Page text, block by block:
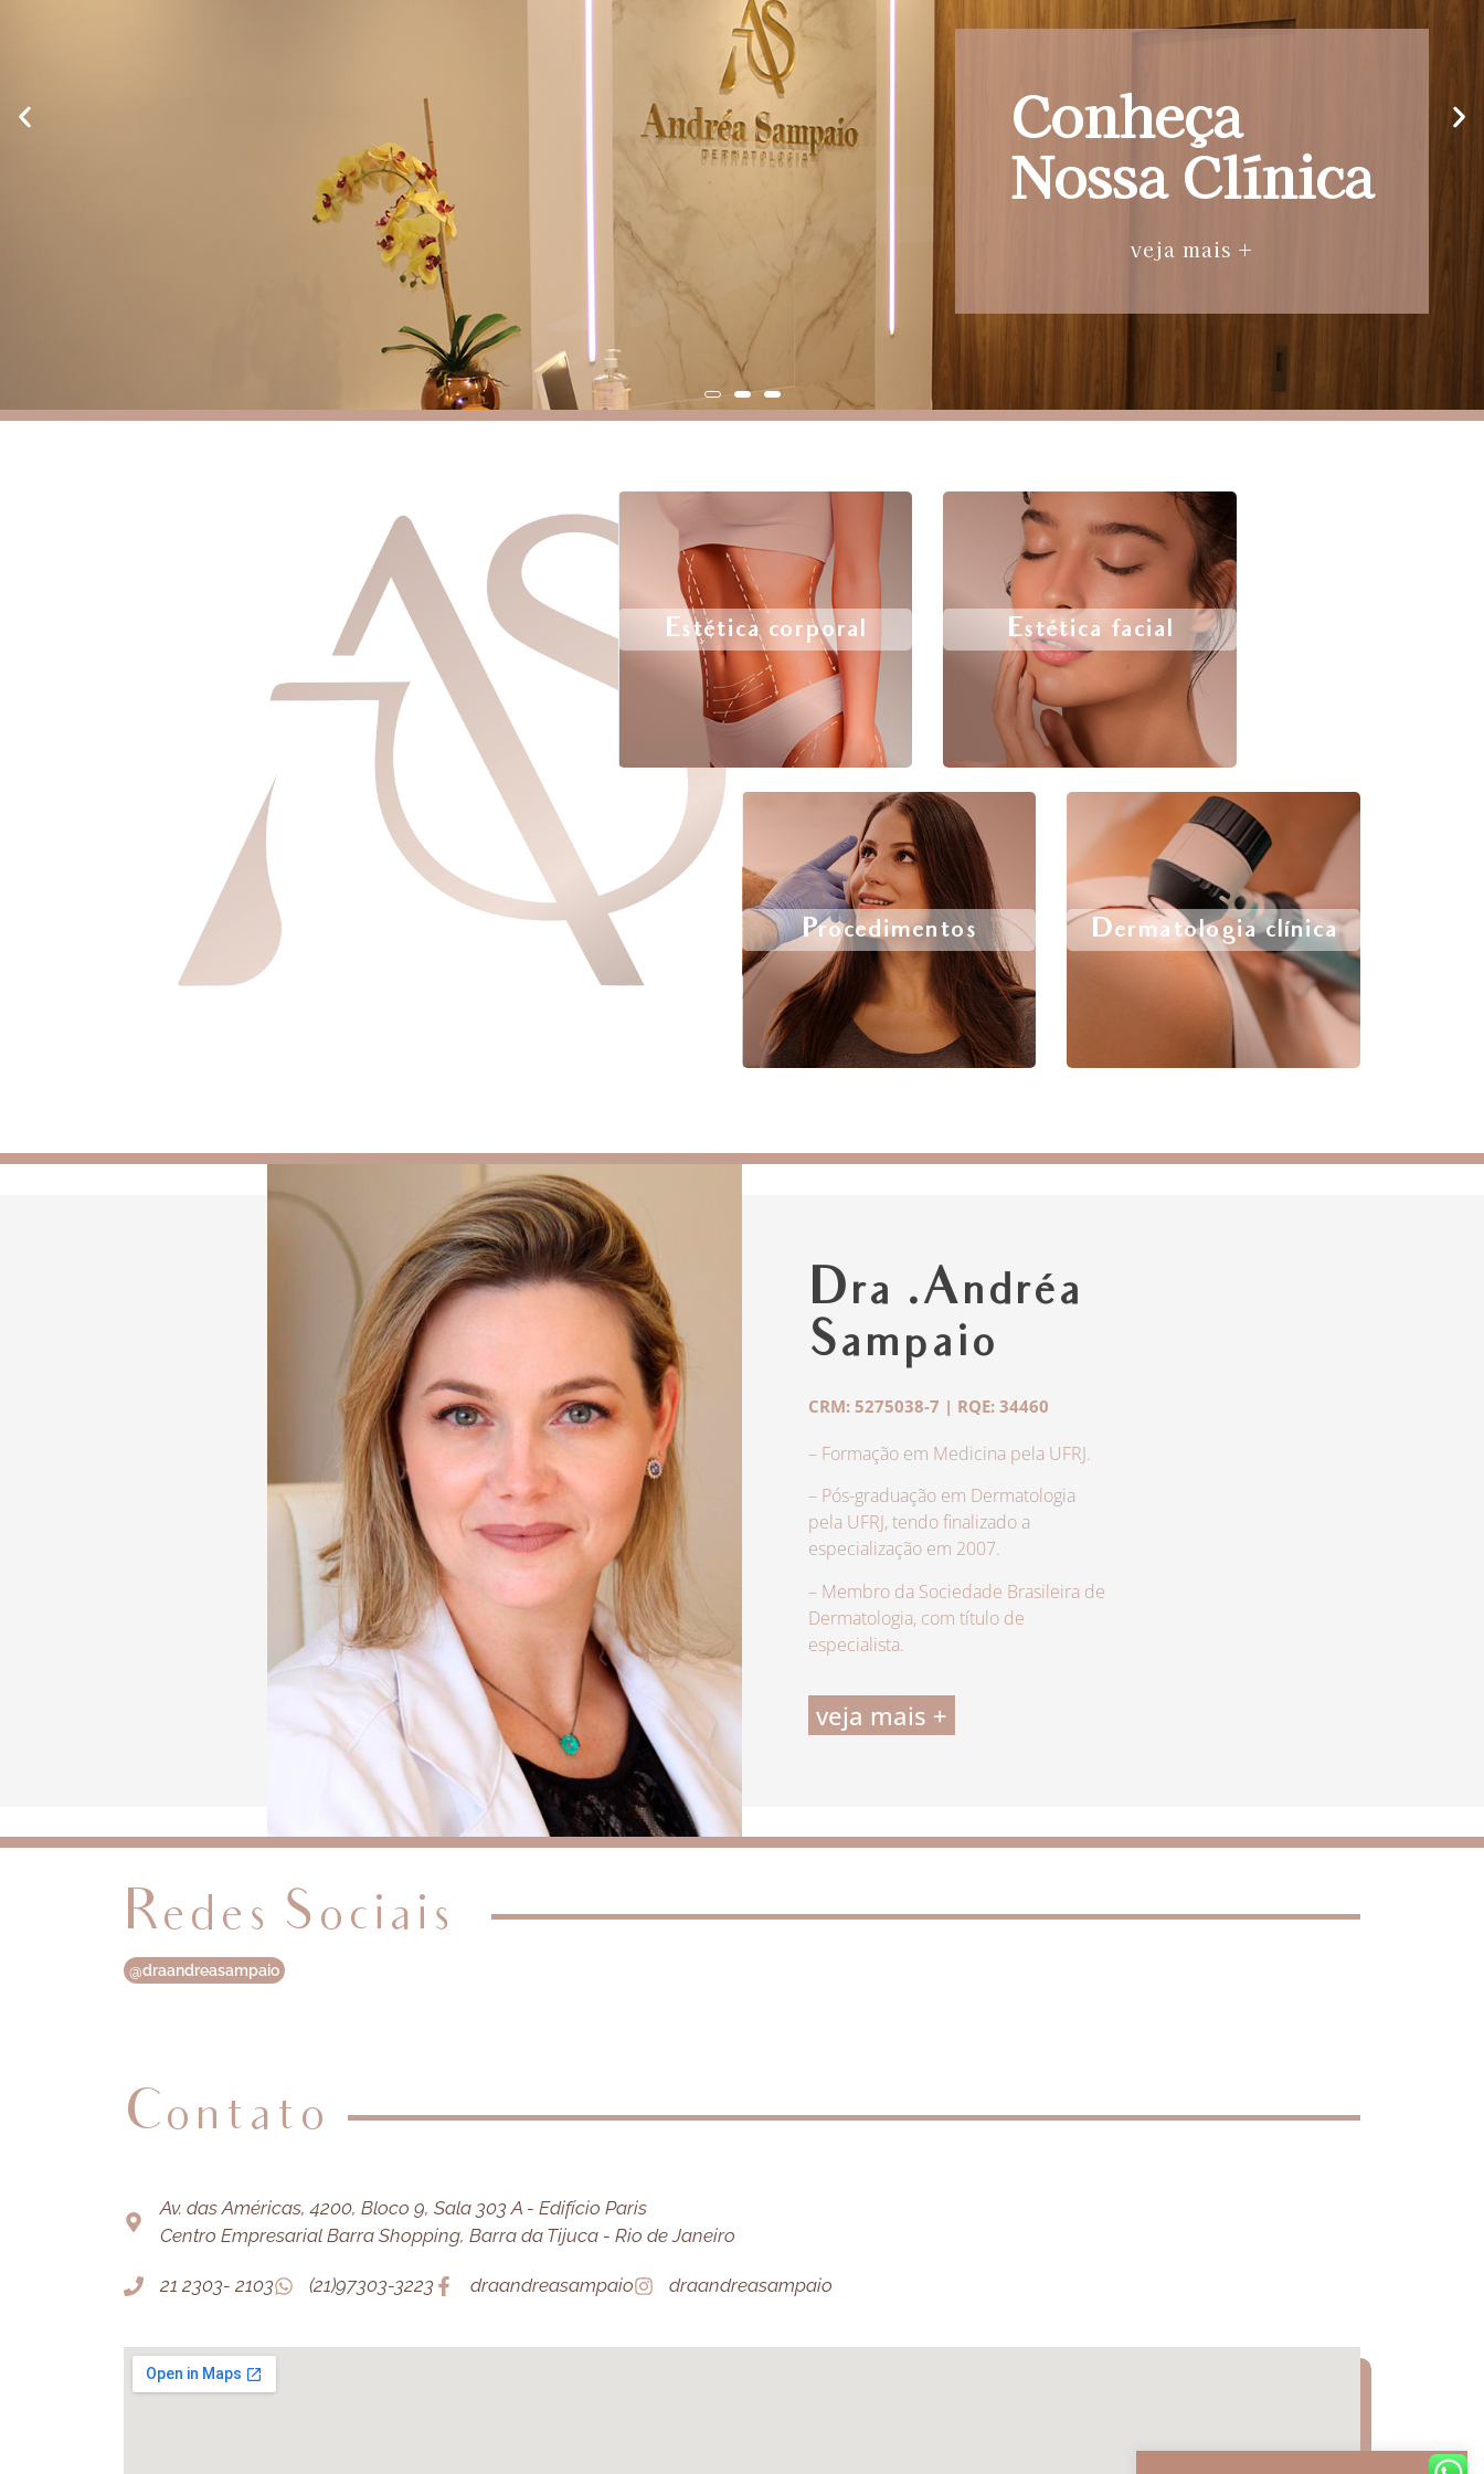
Conheça
Nossa Clínica
veja mais +
Estética corporal Estética facial
Procedimentos Dermatologia clínica
Dra .Andréa
Sampaio
CRM: 5275038-7 | RQE: 34460
– Formação em Medicina pela UFRJ.
– Pós-graduação em Dermatologia
pela UFRJ, tendo finalizado a
especialização em 2007.
– Membro da Sociedade Brasileira de
Dermatologia, com título de
especialista.
veja mais +
Redes Sociais
@draandreasampaio
Contato
Av. das Américas, 4200, Bloco 9, Sala 303 A - Edifício Paris
Centro Empresarial Barra Shopping, Barra da Tijuca - Rio de Janeiro
21 2303- 2103 (21)97303-3223 draandreasampaio draandreasampaio